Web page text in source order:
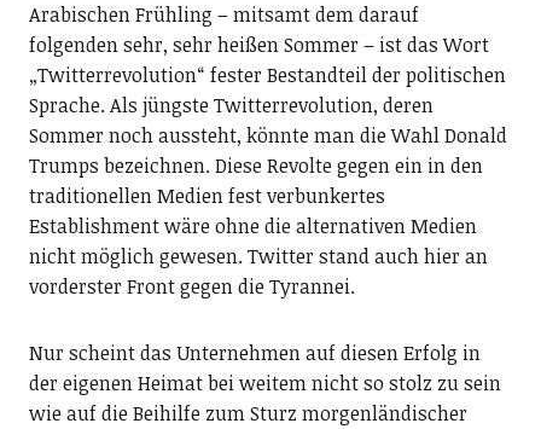
Arabischen Frühling – mitsamt dem darauf
folgenden sehr, sehr heißen Sommer – ist das Wort
„Twitterrevolution“ fester Bestandteil der politischen
Sprache. Als jüngste Twitterrevolution, deren
Sommer noch aussteht, könnte man die Wahl Donald
Trumps bezeichnen. Diese Revolte gegen ein in den
traditionellen Medien fest verbunkertes
Establishment wäre ohne die alternativen Medien
nicht möglich gewesen. Twitter stand auch hier an
vorderster Front gegen die Tyrannei.
Nur scheint das Unternehmen auf diesen Erfolg in
der eigenen Heimat bei weitem nicht so stolz zu sein
wie auf die Beihilfe zum Sturz morgenländischer